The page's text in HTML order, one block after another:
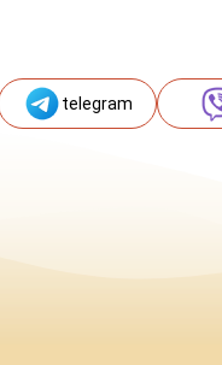
telegram